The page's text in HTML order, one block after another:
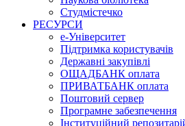
Студмістечко
РЕСУРСИ
е-Університет
Підтримка користувачів
Державні закупівлі
ОЩАДБАНК оплата
ПРИВАТБАНК оплата
Поштовий сервер
Програмне забезпечення
Інституційний